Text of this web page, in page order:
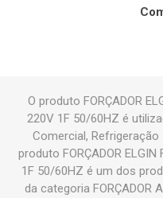
O produto FORÇADOR
220V 1F 50/60HZ é
Comercial,
produto FORÇADOR
1F 50/60HZ é um dos
da categoria FORÇADOR